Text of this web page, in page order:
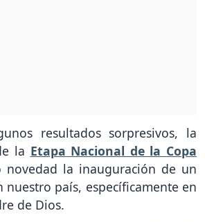
resultados sorpresivos, la
la Etapa Nacional de la Copa
novedad la inauguración de un
nuestro país, específicamente en
de Dios.